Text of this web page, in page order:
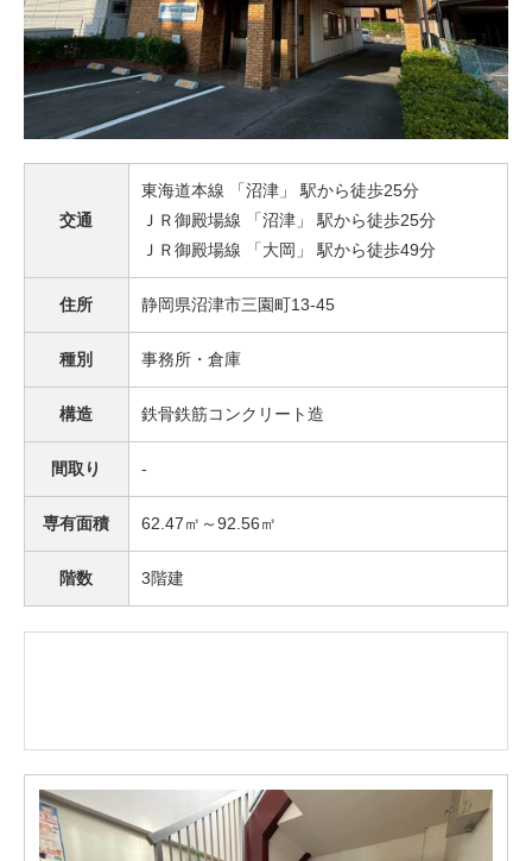
交通
東海道本線 「沼津」 駅から徒歩25分
ＪＲ御殿場線 「沼津」 駅から徒歩25分
ＪＲ御殿場線 「大岡」 駅から徒歩49分
住所 静岡県沼津市三園町13-45
種別 事務所・倉庫
構造 鉄骨鉄筋コンクリート造
間取り -
専有面積 62.47㎡～92.56㎡
階数 3階建